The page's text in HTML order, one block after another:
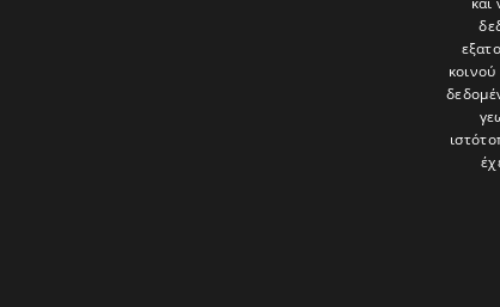
Το «Παράθυρο» είναι το πολιτιστικό ένθετο της εφημερίδας
και στατικές, κριτικές προσεγγίσεις, λοξές ματιές. Βλέπουμε